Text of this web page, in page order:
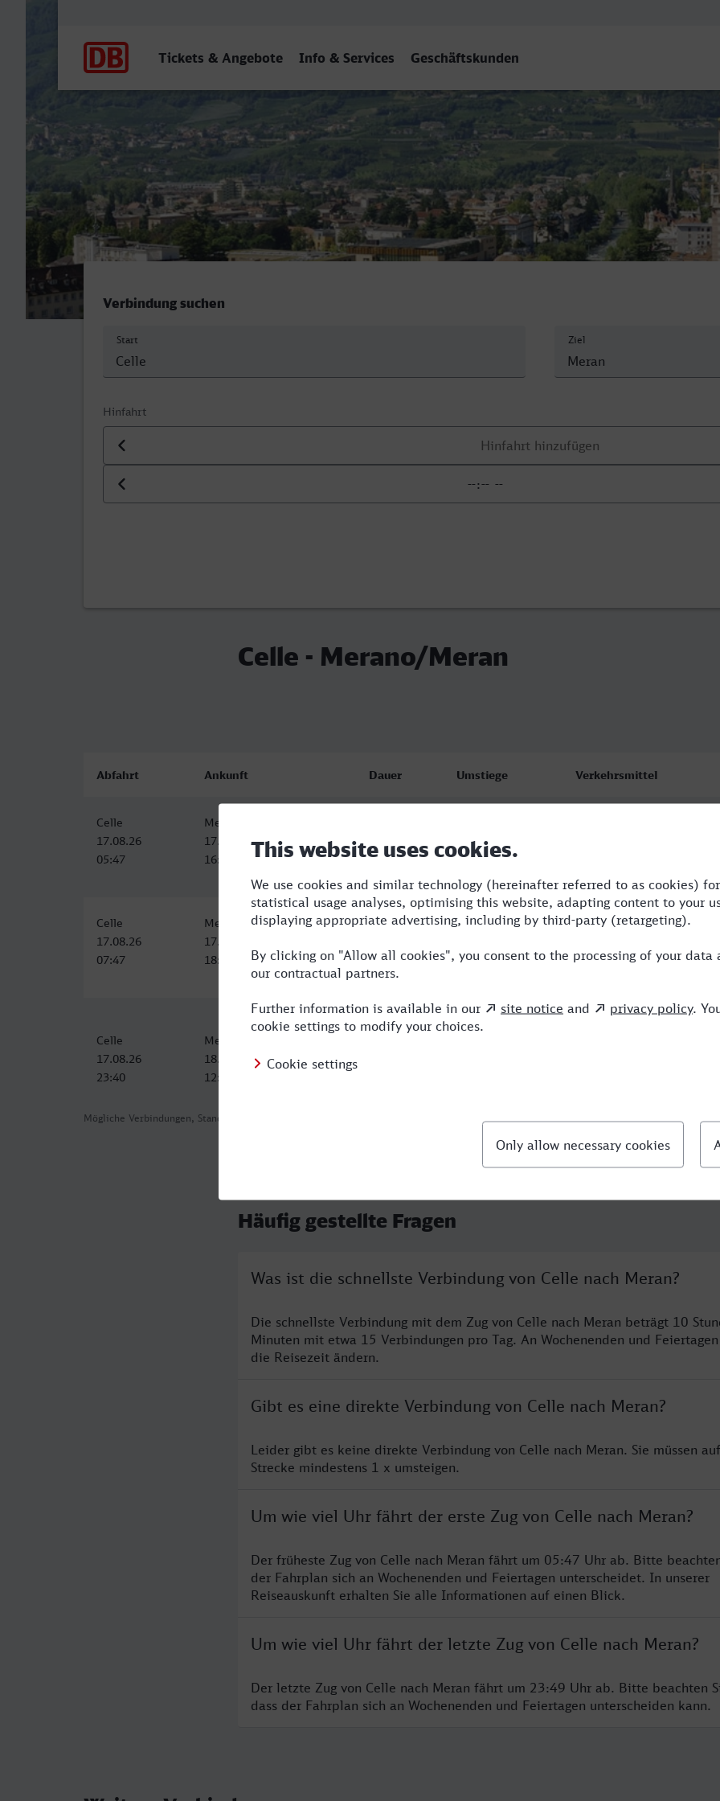
Tickets & Angebote Info & Services Geschäftskunden
Celle - Merano/Meran
Verbindung suchen
Start Ziel
Hinfahrt
Datum der Hinfahrt
Uhrzeit der Hinfahrt
Celle - Merano/Meran
Mögliche Verbindungen, Stand: 2026-08-03 17:17
Abfahrt Ankunft Dauer Umstiege Verkehrsmittel
Celle
17.08.26
05:47
Merano/Meran
17.08.26
16:15
Celle
17.08.26
07:47
Merano/Meran
17.08.26
18:15
10:28 3 R,RE,RJ,ICE
Celle
17.08.26
23:40
Merano/Meran
18.08.26
12:15
Häufig gestellte Fragen
Was ist die schnellste Verbindung von Celle nach Meran?
Die schnellste Verbindung mit dem Zug von Celle nach Meran beträgt 10
Minuten mit etwa 15 Verbindungen pro Tag. An Wochenenden und
die Reisezeit ändern.
Gibt es eine direkte Verbindung von Celle nach Meran?
Leider gibt es keine direkte Verbindung von Celle nach Meran. Sie müssen
Strecke mindestens 1 x umsteigen.
Um wie viel Uhr fährt der erste Zug von Celle nach Meran?
Der früheste Zug von Celle nach Meran fährt um 05:47 Uhr ab. Bitte
der Fahrplan sich an Wochenenden und Feiertagen unterscheidet. In unserer
Reiseauskunft erhalten Sie alle Informationen auf einen Blick.
Um wie viel Uhr fährt der letzte Zug von Celle nach Meran?
Der letzte Zug von Celle nach Meran fährt um 23:49 Uhr ab. Bitte beachten
dass der Fahrplan sich an Wochenenden und Feiertagen unterscheiden kann.